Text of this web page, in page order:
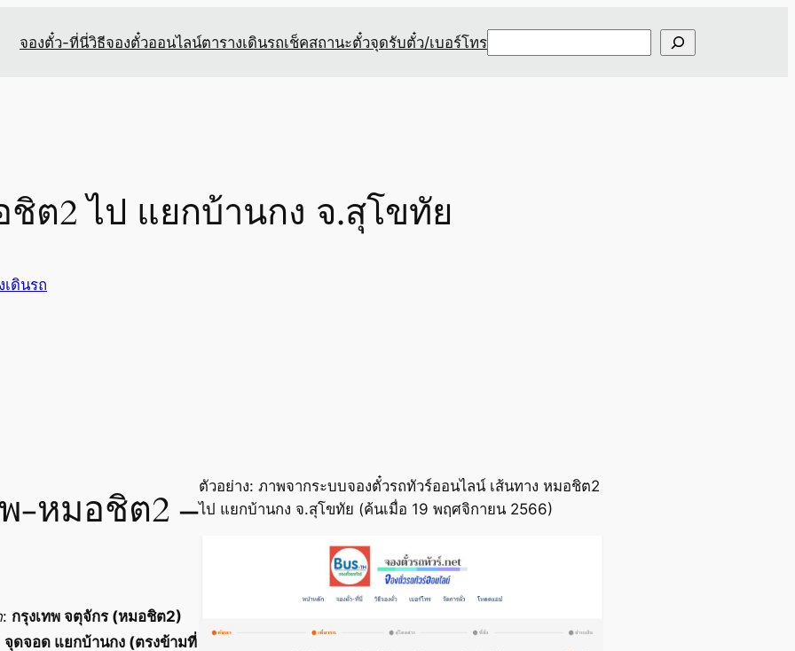
จองตั๋ว-ที่นี่วิธีจองตั๋วออนไลน์ตารางเดินรถเช็คสถานะตั๋วจุดรับตั๋ว/เบอร์โทรSearch
ต2 ไป แยกบ้านกง จ.สุโขทัย
เดินรถ
-หมอชิต2 –
: กรุงเทพ จตุจักร (หมอชิต2)
จุดจอด แยกบ้านกง (ตรงข้ามที่
ตัวอย่าง: ภาพจากระบบจองตั๋วรถทัวร์ออนไลน์ เส้นทาง หมอชิต2
ไป แยกบ้านกง จ.สุโขทัย (ค้นเมื่อ 19 พฤศจิกายน 2566)